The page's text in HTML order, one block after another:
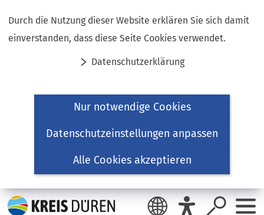
Durch die Nutzung dieser Website erklären Sie sich damit
einverstanden, dass diese Seite Cookies verwendet.
Datenschutzerklärung
Nur notwendige Cookies
Datenschutzeinstellungen anpassen
Alle Cookies akzeptieren
Inhalt anspringen